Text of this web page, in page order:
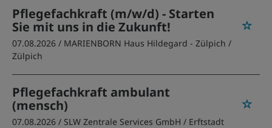
Pflegefachkraft (m/w/d) - Starten
Sie mit uns in die Zukunft!
07.08.2026 / MARIENBORN Haus Hildegard - Zülpich /
Zülpich
Pflegefachkraft ambulant
(mensch)
07.08.2026 / SLW Zentrale Services GmbH / Erftstadt